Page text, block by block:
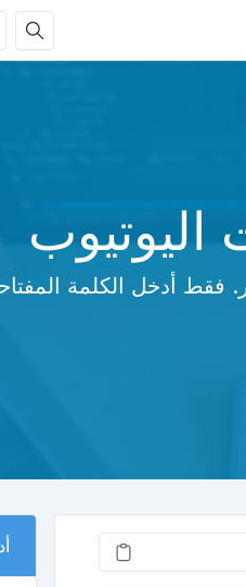
اليوتيوب
أدخل الكلمة